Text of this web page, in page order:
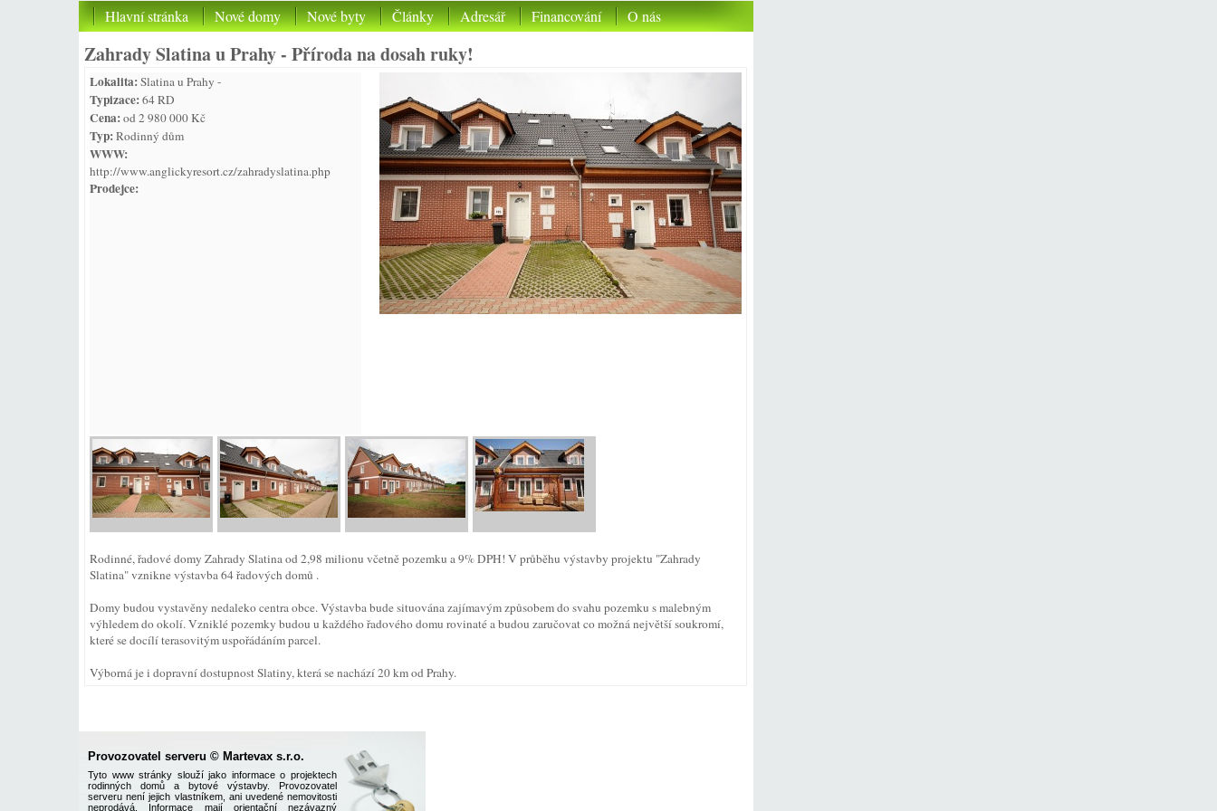
Hlavní stránka Nové domy Nové byty Články Adresář Financování O nás
Zahrady Slatina u Prahy - Příroda na dosah ruky!
Lokalita:Slatina u Prahy -
Typizace:64 RD
Cena:od 2 980 000 Kč
Typ:Rodinný dům
WWW:
http://www.anglickyresort.cz/zahradyslatina.php
Prodejce:
Rodinné, řadové domy Zahrady Slatina od 2,98 milionu včetně pozemku a 9% DPH! V průběhu výstavby projektu "Zahrady
Slatina" vznikne výstavba 64 řadových domů .
Domy budou vystavěny nedaleko centra obce. Výstavba bude situována zajímavým způsobem do svahu pozemku s malebným
výhledem do okolí. Vzniklé pozemky budou u každého řadového domu rovinaté a budou zaručovat co možná největší soukromí,
které se docílí terasovitým uspořádáním parcel.
Výborná je i dopravní dostupnost Slatiny, která se nachází 20 km od Prahy.
Provozovatel serveru © Martevax s.r.o.
Tyto www stránky slouží jako informace o projektech
rodinných domů a bytové výstavby. Provozovatel
serveru není jejich vlastníkem, ani uvedené nemovitosti
neprodává. Informace mají orientační nezávazný